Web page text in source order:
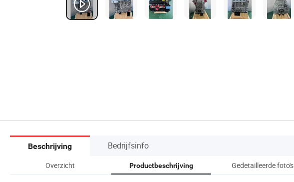
Beschrijving Bedrijfsinfo
Overzicht Productbeschrijving Gedetailleerde foto's